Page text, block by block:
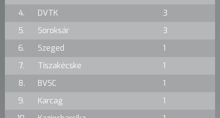
4.
DVTK
3
5.
Soroksár
3
6.
Szeged
1
7.
Tiszakécske
1
8.
BVSC
1
9.
Karcag
1